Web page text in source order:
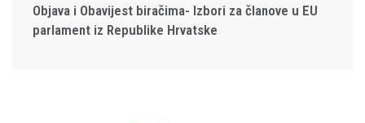
Objava i Obavijest biračima- Izbori za članove u EU
parlament iz Republike Hrvatske